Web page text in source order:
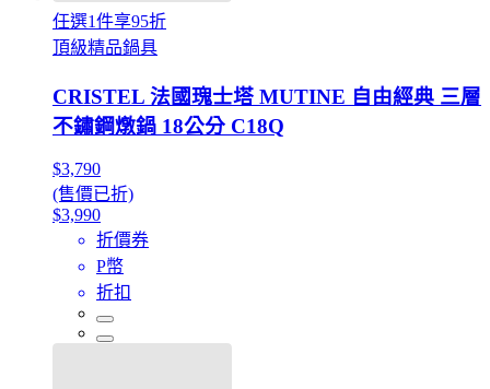
任選1件享95折
頂級精品鍋具
CRISTEL 法國瑰士塔 MUTINE 自由經典 三層
不鏽鋼燉鍋 18公分 C18Q
$3,790
(售價已折)
$3,990
折價券
P幣
折扣